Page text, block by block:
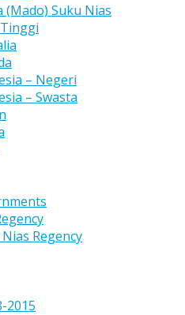
(Mado) Suku Nias
– Negeri
– Swasta
Regency
2015